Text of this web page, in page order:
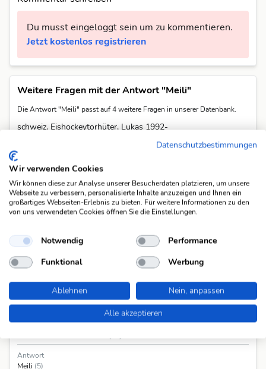
Du musst eingeloggt sein um zu kommentieren.
Jetzt kostenlos registrieren
Weitere Fragen mit der Antwort "Meili"
Die Antwort "Meili" passt auf 4 weitere Fragen in unserer Datenbank.
schweiz. Eishockeytorhüter, Lukas 1992-
schweiz. Psychologe, Richard 1900-1991
schweiz. Schauspielerin, Denise 1977-
Alle 4 Fragen anzeigen
Informationen
Frage
Antwort
Meili (5)
Datenschutzbestimmungen
Wir verwenden Cookies
Wir können diese zur Analyse unserer Besucherdaten platzieren, um unsere
Webseite zu verbessern, personalisierte Inhalte anzuzeigen und Ihnen ein
großartiges Webseiten-Erlebnis zu bieten. Für weitere Informationen zu den
von uns verwendeten Cookies öffnen Sie die Einstellungen.
Notwendig
Performance
Funktional
Werbung
Ablehnen
Nein, anpassen
Alle akzeptieren